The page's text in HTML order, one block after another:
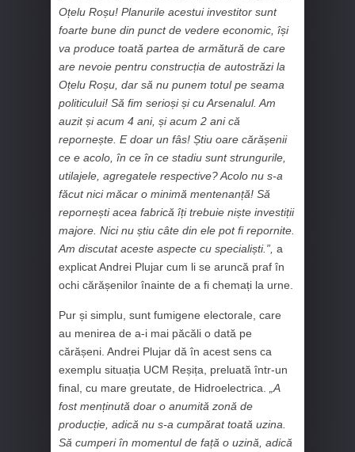
Oțelu Roșu! Planurile acestui investitor sunt
foarte bune din punct de vedere economic, își
va produce toată partea de armătură de care
are nevoie pentru construcția de autostrăzi la
Oțelu Roșu, dar să nu punem totul pe seama
politicului! Să fim serioși și cu Arsenalul. Am
auzit și acum 4 ani, și acum 2 ani că
repornește. E doar un fâs! Știu oare cărășenii
ce e acolo, în ce în ce stadiu sunt strungurile,
utilajele, agregatele respective? Acolo nu s-a
făcut nici măcar o minimă mentenanță! Să
repornești acea fabrică îți trebuie niște investiții
majore. Nici nu știu câte din ele pot fi repornite.
Am discutat aceste aspecte cu specialiști.”, a
explicat Andrei Plujar cum li se aruncă praf în
ochi cărășenilor înainte de a fi chemați la urne.
Pur și simplu, sunt fumigene electorale, care
au menirea de a-i mai păcăli o dată pe
cărășeni. Andrei Plujar dă în acest sens ca
exemplu situația UCM Reșița, preluată într-un
final, cu mare greutate, de Hidroelectrica.
„A
fost menținută doar o anumită zonă de
producție, adică nu s-a cumpărat toată uzina.
Să cumperi în momentul de față o uzină, adică